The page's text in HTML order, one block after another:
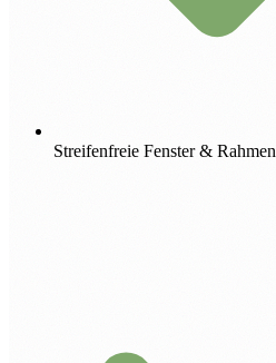
Streifenfreie Fenster & Rahmen